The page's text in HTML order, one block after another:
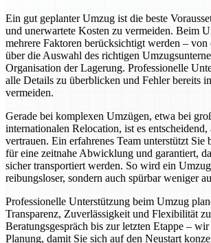
Ein gut geplanter Umzug ist die beste
und unerwartete Kosten zu vermeiden. Beim
mehrere Faktoren berücksichtigt werden –
über die Auswahl des richtigen
Organisation der Lagerung. Professionelle
alle Details zu überblicken und Fehler bereits
vermeiden.
Gerade bei komplexen Umzügen, etwa bei
internationalen Relocation, ist es
vertrauen. Ein erfahrenes Team unterstützt Sie
für eine zeitnahe Abwicklung und garantiert,
sicher transportiert werden. So wird ein
reibungsloser, sondern auch spürbar weniger
Professionelle Unterstützung beim Umzug
Transparenz, Zuverlässigkeit und Flexibilität
Beratungsgespräch bis zur letzten Etappe –
Planung, damit Sie sich auf den Neustart